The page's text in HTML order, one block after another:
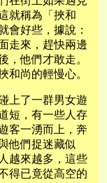
就稱為「挾和
會好些，據說：
走來，趕快兩邊
，他們才敢走。
和尚的輕慢心。
上了一群男女遊
短，有一些人存
客一湧而上，奔
他們捉迷藏似
越來越多，這些
得已竟從高空的